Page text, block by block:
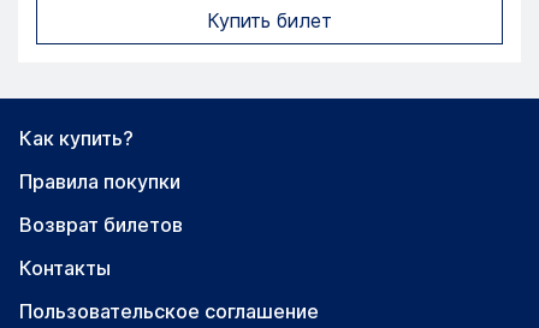
Купить билет
Как купить?
Правила покупки
Возврат билетов
Контакты
Пользовательское соглашение